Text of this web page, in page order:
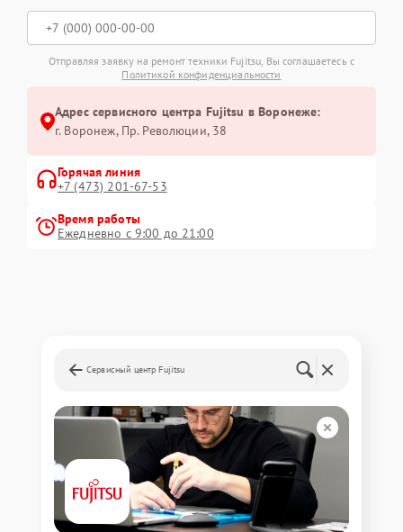
Отправляя заявку на ремонт техники Fujitsu, Вы соглашаетесь с
Политикой конфиденциальности
Адрес сервисного центра Fujitsu в Воронеже:
г. Воронеж, Пр. Революции, 38
Горячая линия
+7 (473) 201-67-53
Время работы
Ежедневно с 9:00 до 21:00
Сервисный центр Fujitsu